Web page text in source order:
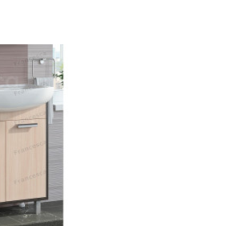
Francesca Eco 70 дуб-